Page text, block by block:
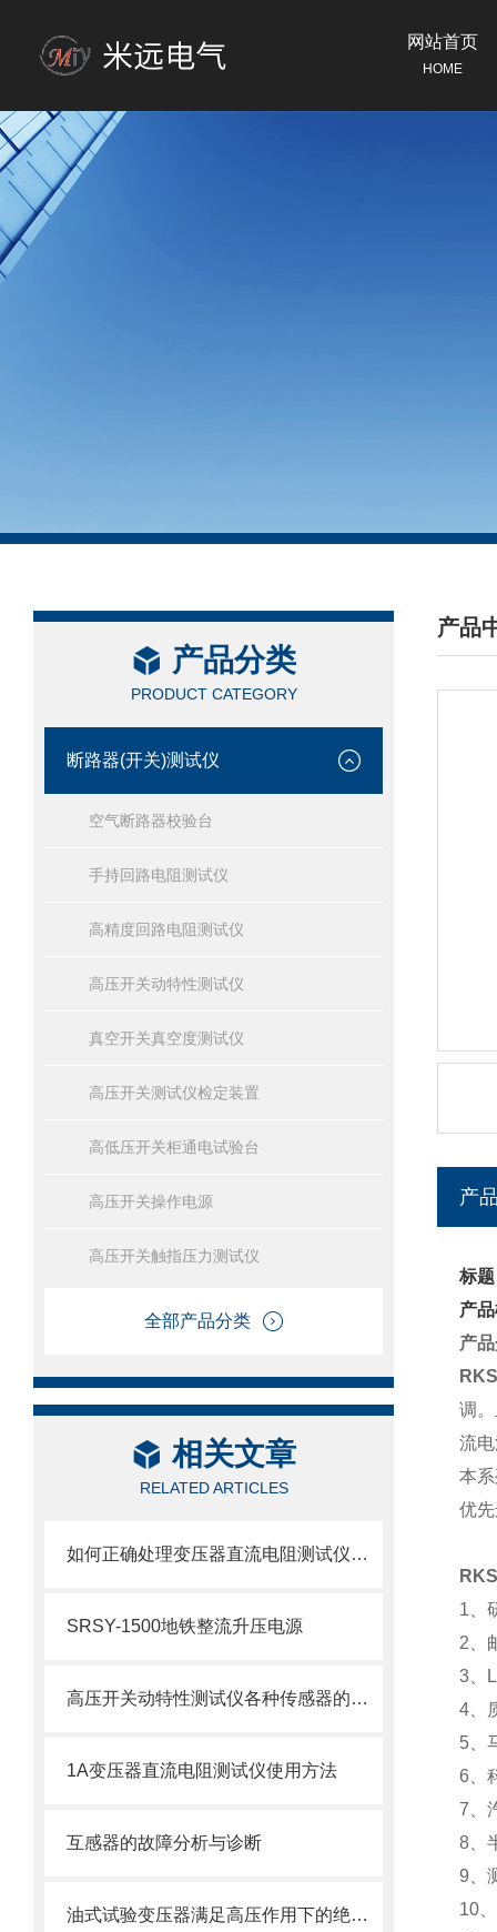
网站首页
HOME
产品分类
PRODUCT CATEGORY
断路器(开关)测试仪
空气断路器校验台
手持回路电阻测试仪
高精度回路电阻测试仪
高压开关动特性测试仪
真空开关真空度测试仪
高压开关测试仪检定装置
高低压开关柜通电试验台
高压开关操作电源
高压开关触指压力测试仪
全部产品分类
相关文章
RELATED ARTICLES
如何正确处理变压器直流电阻测试仪常见故障？
SRSY-1500地铁整流升压电源
高压开关动特性测试仪各种传感器的安装
1A变压器直流电阻测试仪使用方法
互感器的故障分析与诊断
油式试验变压器满足高压作用下的绝缘强度试验
产品
/
产
标
产
产
调
流
本
优
1、
2、
3、
4、
5、
6、
7、
8、
9、
10